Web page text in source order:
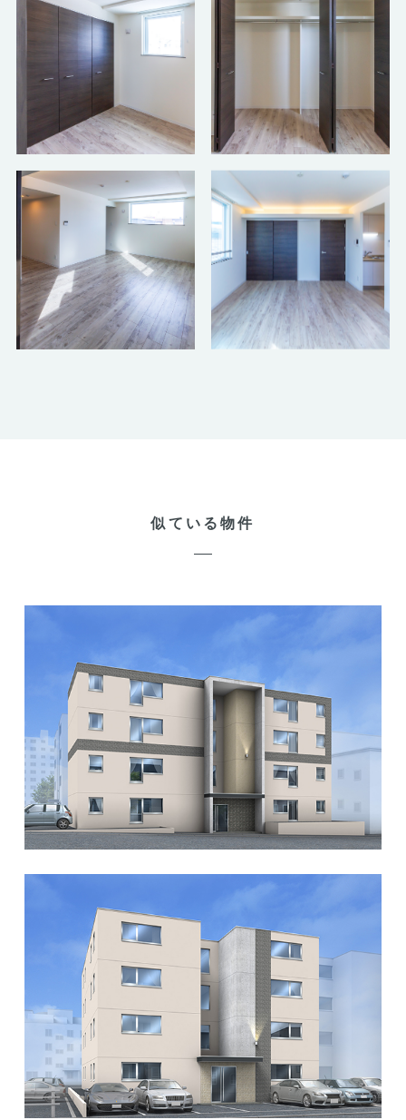
似ている物件